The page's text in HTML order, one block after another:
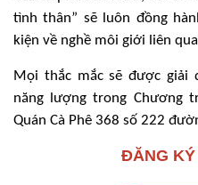
tình thân” sẽ luôn đồng
kiện về nghề môi giới liên
Mọi thắc mắc sẽ được giải
năng lượng trong Chương
Quán Cà Phê 368 số 222
ĐĂNG KÝ